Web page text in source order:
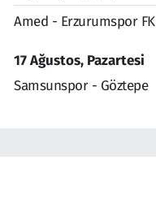
Amed - Erzurumspor FK
17 Ağustos, Pazartesi
Samsunspor - Göztepe